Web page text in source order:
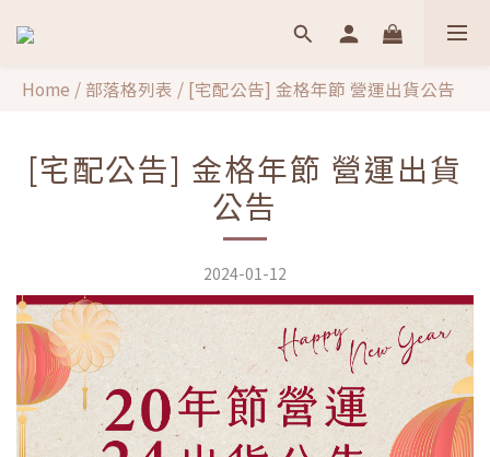
Home / 部落格列表 / [宅配公告] 金格年節 營運出貨公告
[宅配公告] 金格年節 營運出貨
公告
2024-01-12